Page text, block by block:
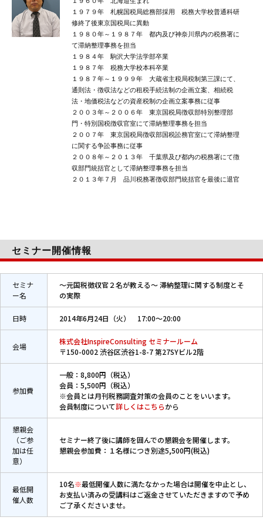
１９７９年 札幌国税局総務部採用 税務大学校普通科研
修終了後東京国税局に異動
１９８０年～１９８７年 都内及び神奈川県内の税務署に
て滞納整理事務を担当
１９８４年 駒沢大学法学部卒業
１９８７年 税務大学校本科卒業
１９８７年～１９９９年 大蔵省主税局税制第三課にて、
通則法・徴収法などの租税手続法制の企画立案、相続税
法・地価税法などの資産税制の企画立案事務に従事
２００３年～２００６年 東京国税局徴収部特別整理部
門・特別国税徴収官室にて滞納整理事務を担当
２００７年 東京国税局徴収部国税訟務官室にて滞納整理
に関する争訟事務に従事
２００８年～２０１３年 千葉県及び都内の税務署にて徴
収部門統括官として滞納整理事務を担当
２０１３年７月 品川税務署徴収部門統括官を最後に退官
セミナー開催情報
セミナ
ー名
～元国税徴収官２名が教える～ 滞納整理に関する制度とそ
の実際
日時 2014年6月24日（火） 17:00～20:00
会場
株式会社InspireConsulting セミナールーム
〒150-0002 渋谷区渋谷1-8-7 第27SYビル2階
参加費
一般：8,800円（税込）
会員：5,500円（税込）
※会員とは月刊税務調査対策の会員のことをいいます。
会員制度について詳しくはこちらから
懇親会
（ご参
加は任
意）
セミナー終了後に講師を囲んでの懇親会を開催します。
懇親会参加費：１名様につき別途5,500円(税込)
最低開
催人数
10名※最低開催人数に満たなかった場合は開催を中止とし、
お支払い済みの受講料はご返金させていただきますので予め
ご了承くださいませ。